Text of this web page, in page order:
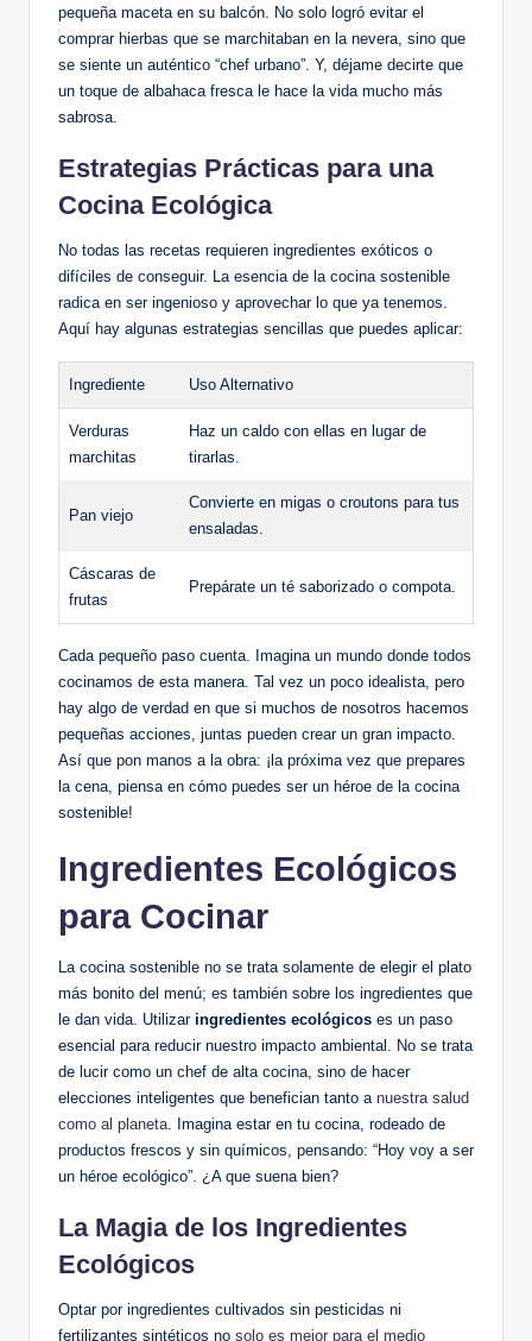
pequeña maceta en su balcón. No solo logró evitar el
comprar hierbas que se marchitaban en la nevera, sino que
se siente un auténtico “chef urbano”. Y, déjame decirte que
un toque de albahaca fresca le hace la vida mucho más
sabrosa.
Estrategias Prácticas para una
Cocina Ecológica
No todas las recetas requieren ingredientes exóticos o
difíciles de conseguir. La esencia de la cocina sostenible
radica en ser ingenioso y aprovechar lo que ya tenemos.
Aquí hay algunas estrategias sencillas que puedes aplicar:
Ingrediente Uso Alternativo
Verduras
marchitas
Haz un caldo con ellas en lugar de
tirarlas.
Pan viejo
Convierte en migas o croutons para tus
ensaladas.
Cáscaras de
frutas
Prepárate un té saborizado o compota.
Cada pequeño paso cuenta. Imagina un mundo donde todos
cocinamos de esta manera. Tal vez un poco idealista, pero
hay algo de verdad en que si muchos de nosotros hacemos
pequeñas acciones, juntas pueden crear un gran impacto.
Así que pon manos a la obra: ¡la próxima vez que prepares
la cena, piensa en cómo puedes ser un héroe de la cocina
sostenible!
Ingredientes Ecológicos
para Cocinar
La cocina sostenible no se trata solamente de elegir el plato
más bonito del menú; es también sobre los ingredientes que
le dan vida. Utilizar ingredientes ecológicos es un paso
esencial para reducir nuestro impacto ambiental. No se trata
de lucir como un chef de alta cocina, sino de hacer
elecciones inteligentes que benefician tanto a nuestra salud
como al planeta . Imagina estar en tu cocina, rodeado de
productos frescos y sin químicos, pensando: “Hoy voy a ser
un héroe ecológico”. ¿A que suena bien?
La Magia de los Ingredientes
Ecológicos
Optar por ingredientes cultivados sin pesticidas ni
fertilizantes sintéticos no solo es mejor para el medio